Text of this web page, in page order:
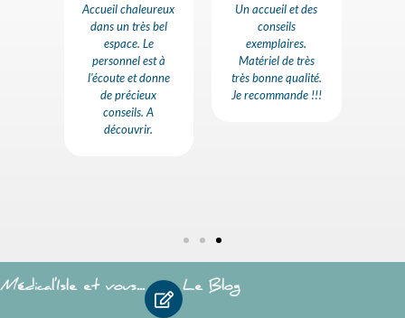
Accueil chaleureux
dans un très bel
espace. Le
personnel est à
l'écoute et donne
de précieux
conseils. A
découvrir.
Un accueil et des
conseils
exemplaires.
Matériel de très
très bonne qualité.
Je recommande !!!
Médical'Isle et vous... Le Blog